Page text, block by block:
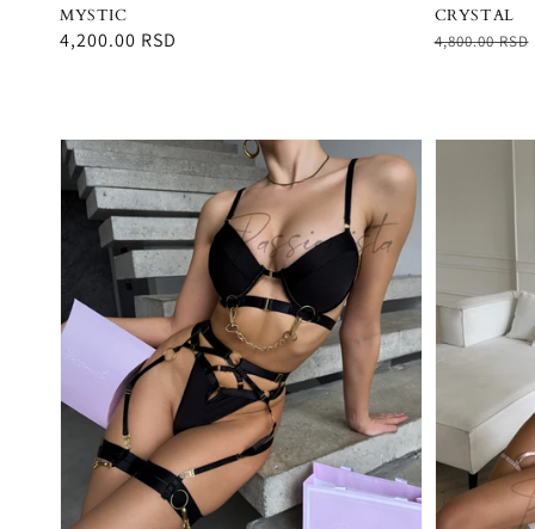
MYSTIC
Redovna
4,200.00 RSD
CRYSTAL
Redovna
4,800.00 RSD
Snižena